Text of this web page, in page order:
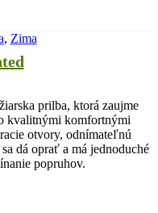
, Zima
prilba, ktorá zaujme
kvalitnými komfortnými
otvory, odnímateľnú
dá oprať a má jednoduché
popruhov.